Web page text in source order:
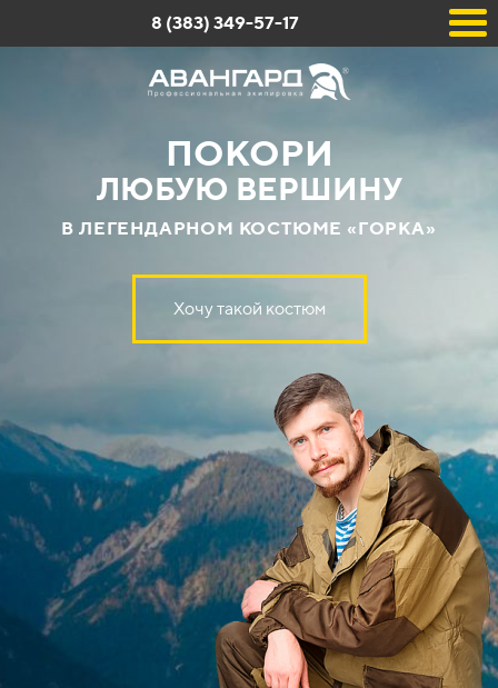
8 (383) 349-57-17
ПОКОРИ
ЛЮБУЮ ВЕРШИНУ
В ЛЕГЕНДАРНОМ КОСТЮМЕ «ГОРКА»
Хочу такой костюм